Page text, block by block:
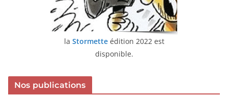
la Stormetteédition 2022 est
disponible.
Nos publications